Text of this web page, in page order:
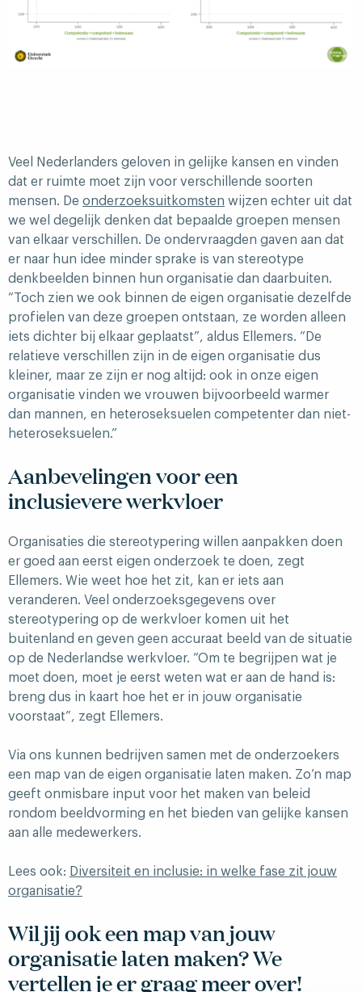
Veel Nederlanders geloven in gelijke kansen en vinden
dat er ruimte moet zijn voor verschillende soorten
mensen. De onderzoeksuitkomsten wijzen echter uit dat
we wel degelijk denken dat bepaalde groepen mensen
van elkaar verschillen. De ondervraagden gaven aan dat
er naar hun idee minder sprake is van stereotype
denkbeelden binnen hun organisatie dan daarbuiten.
“Toch zien we ook binnen de eigen organisatie dezelfde
profielen van deze groepen ontstaan, ze worden alleen
iets dichter bij elkaar geplaatst”, aldus Ellemers. “De
relatieve verschillen zijn in de eigen organisatie dus
kleiner, maar ze zijn er nog altijd: ook in onze eigen
organisatie vinden we vrouwen bijvoorbeeld warmer
dan mannen, en heteroseksuelen competenter dan niet-
heteroseksuelen.”
Aanbevelingen voor een
inclusievere werkvloer
Organisaties die stereotypering willen aanpakken doen
er goed aan eerst eigen onderzoek te doen, zegt
Ellemers. Wie weet hoe het zit, kan er iets aan
veranderen. Veel onderzoeksgegevens over
stereotypering op de werkvloer komen uit het
buitenland en geven geen accuraat beeld van de situatie
op de Nederlandse werkvloer. “Om te begrijpen wat je
moet doen, moet je eerst weten wat er aan de hand is:
breng dus in kaart hoe het er in jouw organisatie
voorstaat”, zegt Ellemers.
Via ons kunnen bedrijven samen met de onderzoekers
een map van de eigen organisatie laten maken. Zo’n map
geeft onmisbare input voor het maken van beleid
rondom beeldvorming en het bieden van gelijke kansen
aan alle medewerkers.
Lees ook: Diversiteit en inclusie: in welke fase zit jouw
organisatie?
Wil jij ook een map van jouw
organisatie laten maken? We
vertellen je er graag meer over!